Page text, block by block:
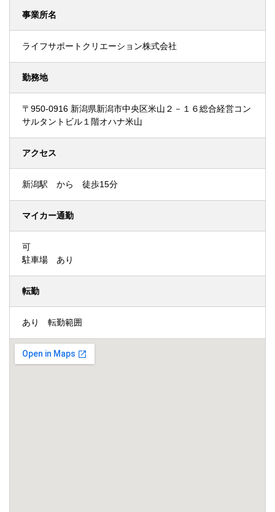
事業所名
ライフサポートクリエーション株式会社
勤務地
〒950-0916 新潟県新潟市中央区米山２－１６総合経営コン
サルタントビル１階オハナ米山
アクセス
新潟駅 から 徒歩15分
マイカー通勤
可
駐車場 あり
転勤
あり 転勤範囲